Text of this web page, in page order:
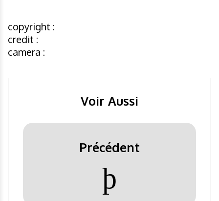
copyright :
credit :
camera :
Voir Aussi
Précédent
þ